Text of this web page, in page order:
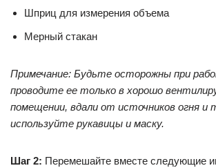
Шприц для измерения объема
Мерный стакан
Примечание: Будьте осторожны при
проводите ее только в хорошо
помещении, вдали от источников огня и
используйте рукавицы и маску.
Шаг 2: Перемешайте вместе следующие